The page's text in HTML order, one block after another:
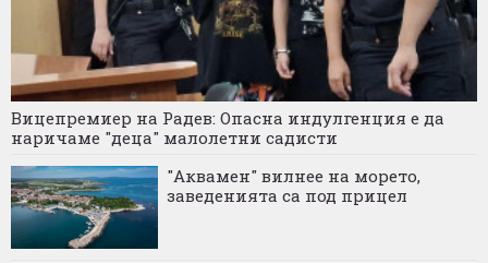
Вицепремиер на Радев: Опасна индулгенция е да
наричаме "деца" малолетни садисти
"Аквамен" вилнее на морето,
заведенията са под прицел